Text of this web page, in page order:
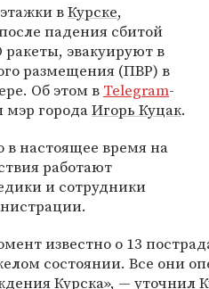
вКурске,
падения сбитой
эвакуируют в
размещения (ПВР) в
Об этом в Telegram-
мэр городаИгорь Куцак.
в настоящее время на
работают
и сотрудники
известно о 13
состоянии. Все они
Курска», — уточнил